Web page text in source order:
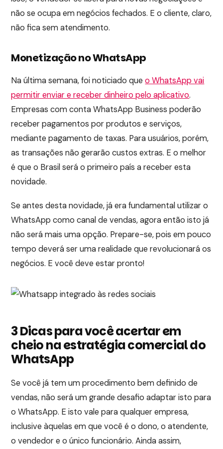
não se ocupa em negócios fechados. E o cliente, claro,
não fica sem atendimento.
Monetização no WhatsApp
Na última semana, foi noticiado queo WhatsApp vai
permitir enviar e receber dinheiro pelo aplicativo.
Empresas com conta WhatsApp Business poderão
receber pagamentos por produtos e serviços,
mediante pagamento de taxas. Para usuários, porém,
as transações não gerarão custos extras. E o melhor
é que o Brasil será o primeiro país a receber esta
novidade.
Se antes desta novidade, já era fundamental utilizar o
WhatsApp como canal de vendas, agora então isto já
não será mais uma opção. Prepare-se, pois em pouco
tempo deverá ser uma realidade que revolucionará os
negócios. E você deve estar pronto!
3 Dicas para você acertar em
cheio na estratégia comercial do
WhatsApp
Se você já tem um procedimento bem definido de
vendas, não será um grande desafio adaptar isto para
o WhatsApp. E isto vale para qualquer empresa,
inclusive àquelas em que você é o dono, o atendente,
o vendedor e o único funcionário. Ainda assim,